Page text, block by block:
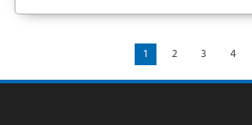
1 2 3 4